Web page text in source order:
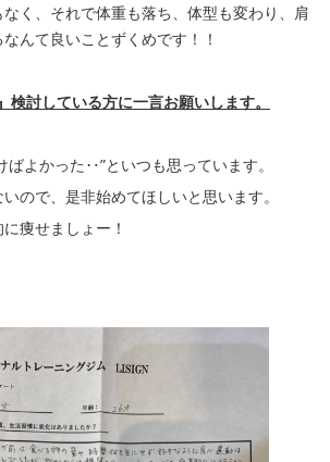
く、それで体重も落ち、体型も変わり、肩
んて良いことずくめです！！
討している方に一言お願いします。
ばよかった‥”といつも思っています。
ので、是非始めてほしいと思います。
痩せましょー！